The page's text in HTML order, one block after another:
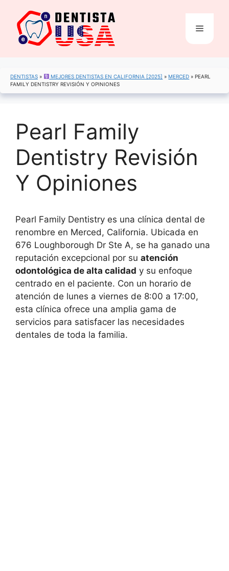
contenido
Menú
DENTISTAS » MEJORES DENTISTAS EN CALIFORNIA [2025] »MERCED »PEARL
FAMILY DENTISTRY REVISIÓN Y OPINIONES
Pearl Family
Dentistry Revisión
Y Opiniones
Pearl Family Dentistry es una clínica dental de
renombre en Merced, California. Ubicada en
676 Loughborough Dr Ste A, se ha ganado una
reputación excepcional por su atención
odontológica de alta calidad y su enfoque
centrado en el paciente. Con un horario de
atención de lunes a viernes de 8:00 a 17:00,
esta clínica ofrece una amplia gama de
servicios para satisfacer las necesidades
dentales de toda la familia.